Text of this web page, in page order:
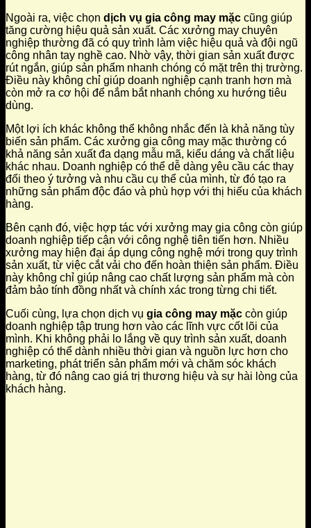
Ngoài ra, việc chọn dịch vụ gia công may mặc cũng giúp
tăng cường hiệu quả sản xuất. Các xưởng may chuyên
nghiệp thường đã có quy trình làm việc hiệu quả và đội ngũ
công nhân tay nghề cao. Nhờ vậy, thời gian sản xuất được
rút ngắn, giúp sản phẩm nhanh chóng có mặt trên thị trường.
Điều này không chỉ giúp doanh nghiệp cạnh tranh hơn mà
còn mở ra cơ hội để nắm bắt nhanh chóng xu hướng tiêu
dùng.
Một lợi ích khác không thể không nhắc đến là khả năng tùy
biến sản phẩm. Các xưởng gia công may mặc thường có
khả năng sản xuất đa dạng mẫu mã, kiểu dáng và chất liệu
khác nhau. Doanh nghiệp có thể dễ dàng yêu cầu các thay
đổi theo ý tưởng và nhu cầu cụ thể của mình, từ đó tạo ra
những sản phẩm độc đáo và phù hợp với thị hiếu của khách
hàng.
Bên cạnh đó, việc hợp tác với xưởng may gia công còn giúp
doanh nghiệp tiếp cận với công nghệ tiên tiến hơn. Nhiều
xưởng may hiện đại áp dụng công nghệ mới trong quy trình
sản xuất, từ việc cắt vải cho đến hoàn thiện sản phẩm. Điều
này không chỉ giúp nâng cao chất lượng sản phẩm mà còn
đảm bảo tính đồng nhất và chính xác trong từng chi tiết.
Cuối cùng, lựa chọn dịch vụ gia công may mặc còn giúp
doanh nghiệp tập trung hơn vào các lĩnh vực cốt lõi của
mình. Khi không phải lo lắng về quy trình sản xuất, doanh
nghiệp có thể dành nhiều thời gian và nguồn lực hơn cho
marketing, phát triển sản phẩm mới và chăm sóc khách
hàng, từ đó nâng cao giá trị thương hiệu và sự hài lòng của
khách hàng.